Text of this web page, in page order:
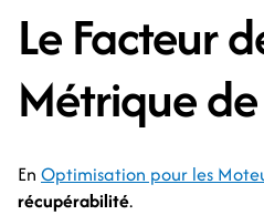
Le Facteur
Métrique
En Optimisation pour les
récupérabilité.